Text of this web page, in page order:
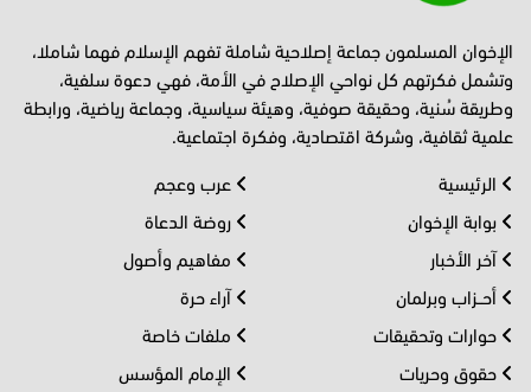
الإخوان المسلمون جماعة إصلاحية شاملة تفهم الإسلام فهما شاملا،
وتشمل فكرتهم كل نواحي الإصلاح في الأمة، فهي دعوة سلفية،
وطريقة سُنية، وحقيقة صوفية، وهيئة سياسية، وجماعة رياضية، ورابطة
علمية ثقافية، وشركة اقتصادية، وفكرة اجتماعية.
الرئيسية
بوابة الإخوان
آخر الأخبار
أحــزاب وبرلمان
حوارات وتحقيقات
حقوق وحريات
عرب وعجم
روضة الدعاة
مفاهيم وأصول
آراء حرة
ملفات خاصة
الإمام المؤسس